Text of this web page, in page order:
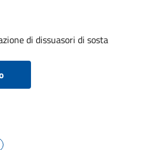
di dissuasori di sosta